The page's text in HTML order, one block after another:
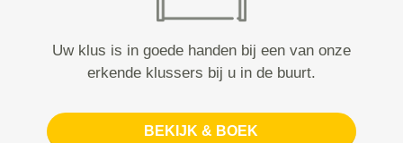
Uw klus is in goede handen bij een van onze
erkende klussers bij u in de buurt.
BEKIJK & BOEK